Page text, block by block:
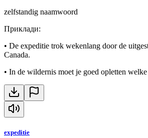
zelfstandig naamwoord
Приклади:
• De expeditie trok wekenlang door de
Canada.
• In de wildernis moet je goed opletten
expeditie